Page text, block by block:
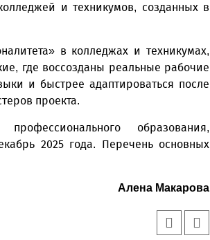
и техникумов, созданных в
в колледжах и техникумах,
где воссозданы реальные рабочие
и быстрее адаптироваться после
проекта.
образования,
2025 года. Перечень основных
Алена Макарова